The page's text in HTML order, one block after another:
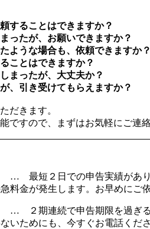
することはできますか？
ったが、お願いできますか？
ような場合も、依頼できますか？
ことはできますか？
まったが、大丈夫か？
、引き受けてもらえますか？
だきます。
ですので、まずはお気軽にご連絡
… 最短２日での申告実績があり
料金が発生します。お早めにご依
２期連続で申告期限を過ぎる
いためにも、今すぐお電話くださ